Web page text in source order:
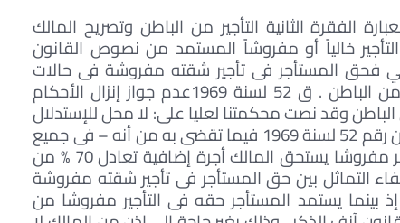
الفقرة الثانية التأجير من الباطن وتصريح المالك
خالياً أو مفروشاً المستمد من نصوص القانون
39، 40 ق 49 لسنة 1977. وبالتالي فحق المستأجر فى تأجير شقته مفروشة فى حالات
معينة طبقا للقانون . إختلافه عن الإذن له بالتأجير من الباطن . ق 52 لسنة 1969عدم جواز إنزال الأحكام
الباطن وقد نصت محكمتنا لعليا على: لا محل للإستدلال
ـ بشأن التأجير من الباطن ـ بحكم المادة 28 من القانون رقم 52 لسنة 1969 فيما تقضى به من أنه – فى جميع
الأحوال التى يجوز فيها للمستأجر تأجير المكان المؤجر مفروشا يستحق المالك أجرة إضافية تعادل 70 % من
التماثل بين حق المستأجر فى تأجير شقته مفروشة
بينما يستمد المستأجر حقه فى التأجير مفروشا من